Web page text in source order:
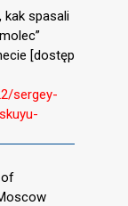
kak spasali
[dostęp
sergey-
of